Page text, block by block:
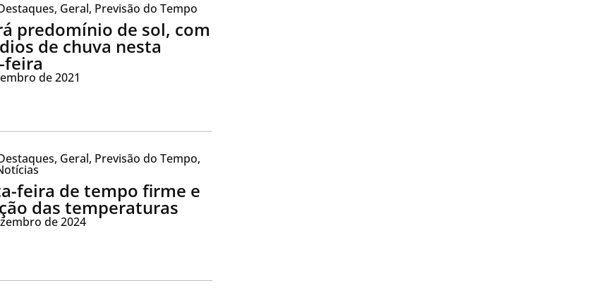
, Geral, Previsão do Tempo
predomínio de sol, com
de chuva nesta
feira
de 2021
, Geral, Previsão do Tempo,
feira de tempo firme e
das temperaturas
de 2024